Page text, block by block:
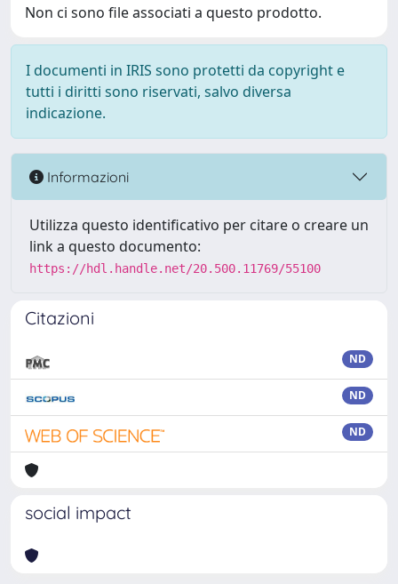
Non ci sono file associati a questo prodotto.
I documenti in IRIS sono protetti da copyright e
tutti i diritti sono riservati, salvo diversa
indicazione.
Informazioni
Utilizza questo identificativo per citare o creare un
link a questo documento:
https://hdl.handle.net/20.500.11769/55100
Citazioni
ND
ND
ND
social impact